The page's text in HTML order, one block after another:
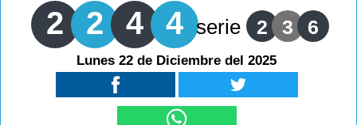
2 2 4 4 serie 2 3 6
Lunes 22 de Diciembre del 2025